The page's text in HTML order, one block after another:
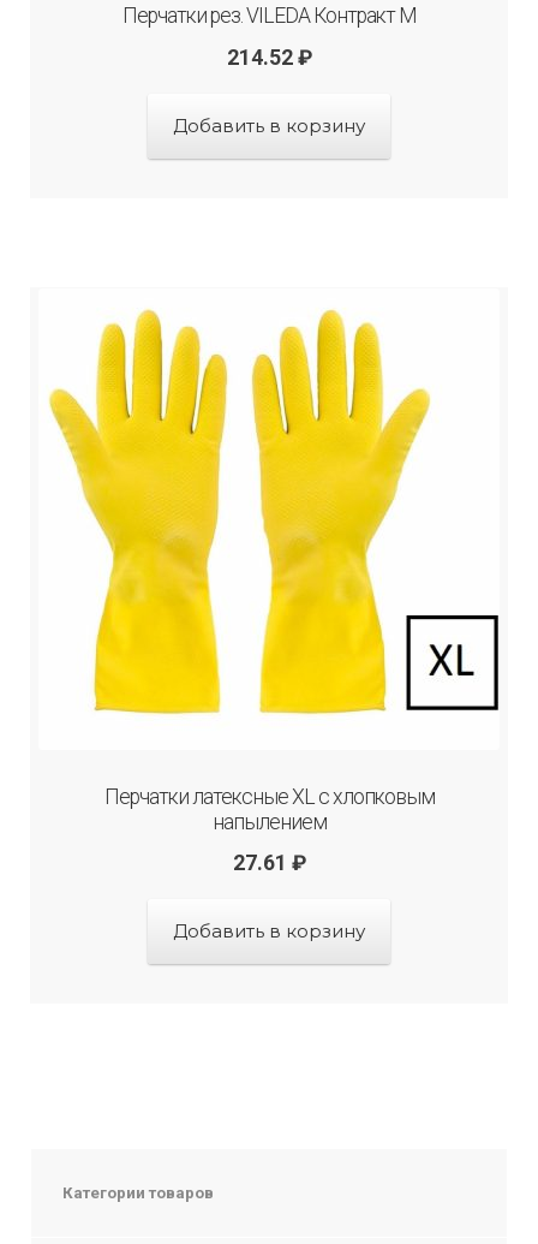
Перчатки рез. VILEDA Контракт М
214.52 ₽
Добавить в корзину
Перчатки латексные XL с хлопковым
напылением
27.61 ₽
Добавить в корзину
Категории товаров